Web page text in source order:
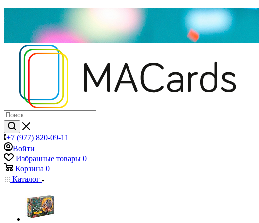
+7 (977) 820-09-11
Войти
Избранные товары 0
Корзина 0
Каталог